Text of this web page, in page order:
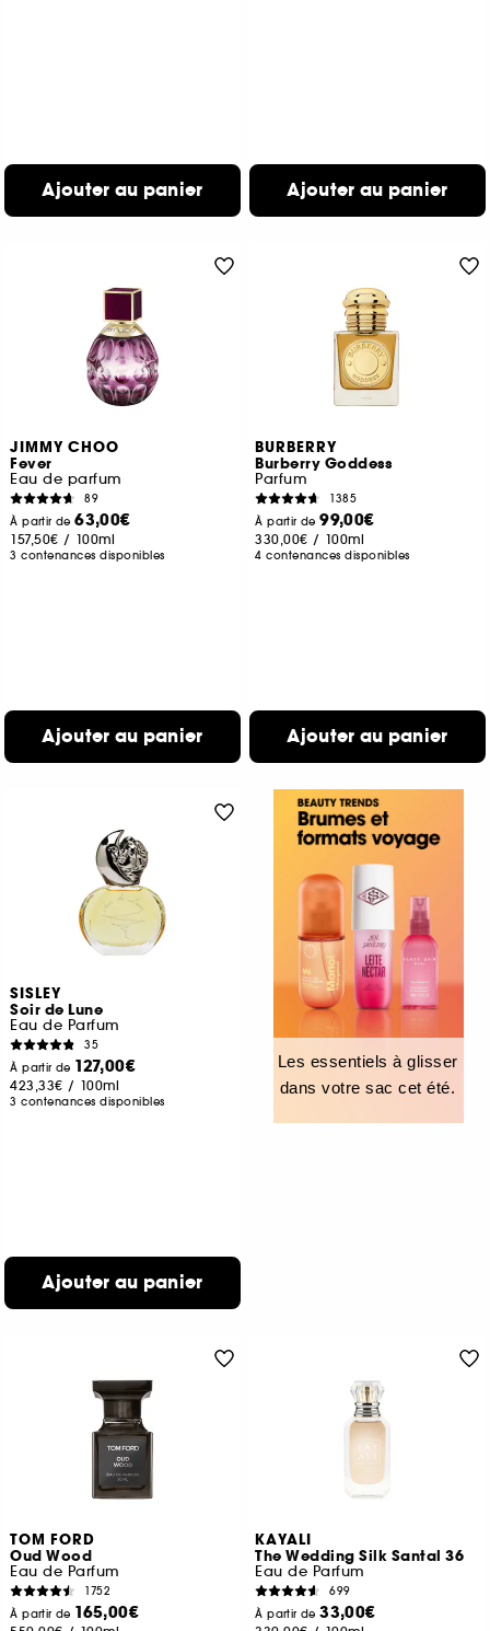
Ajouter au panier Ajouter au panier
JIMMY CHOO
Fever
Eau de parfum
89
À partir de63,00€
157,50€ / 100ml
3 contenances disponibles
Ajouter au panier
BURBERRY
Burberry Goddess
Parfum
1385
À partir de99,00€
330,00€ / 100ml
4 contenances disponibles
Ajouter au panier
SISLEY
Soir de Lune
Eau de Parfum
35
À partir de 127,00€
423,33€ / 100ml
3 contenances disponibles
Ajouter au panier
Les essentiels à glisser
dans votre sac cet été.
TOM FORD
Oud Wood
Eau de Parfum
1752
À partir de 165,00€
KAYALI
The Wedding Silk Santal 36
Eau de Parfum
699
À partir de33,00€